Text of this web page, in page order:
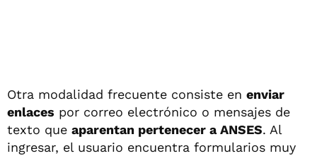
Otra modalidad frecuente consiste en enviar
enlaces por correo electrónico o mensajes de
texto que aparentan pertenecer a ANSES. Al
ingresar, el usuario encuentra formularios muy